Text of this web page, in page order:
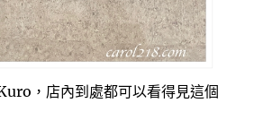
，店內到處都可以看得見這個